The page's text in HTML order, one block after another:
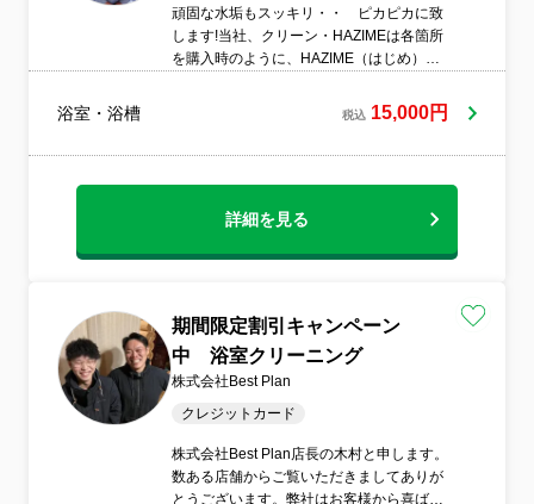
頑固な水垢もスッキリ・・ ピカピカに致
します!当社、クリーン・HAZIMEは各箇所
を購入時のように、HAZIME（はじめ）に
が仕事においてもHAZIME（初心）に戻
り、プロとしての仕上がりを常に心がけて
浴室・浴槽 税込 15,000円
詳細を見る
期間限定割引キャンペーン
中 浴室クリーニング
株式会社Best Plan
クレジットカード
株式会社Best Plan店長の木村と申します。
数ある店舗からご覧いただきましてありが
とうございます。弊社はお客様から喜ばれ